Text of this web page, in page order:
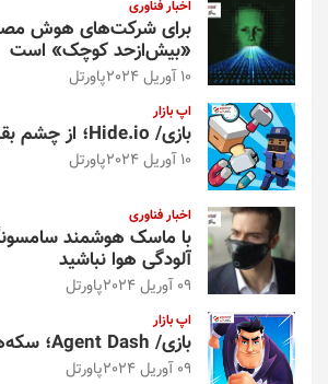
اخبار فناوری
برای شرکت‌های هوش
«بیش‌از‌حد کوچک» است
10 آوریل 2024 پاورتل
اپ بازار
بازی/ Hide.io؛ از چشم بقیه پنهان شوید
10 آوریل 2024 پاورتل
اخبار فناوری
با ماسک هوشمند
آلودگی هوا نباشید
09 آوریل 2024 پاورتل
اپ بازار
بازی/ Agent Dash؛ سکه‌ها را جمع کنید
09 آوریل 2024 پاورتل